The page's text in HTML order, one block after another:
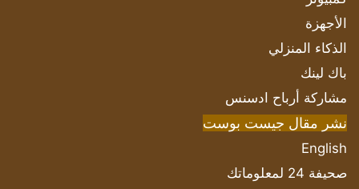
الأجهزة
الذكاء المنزلي
باك لينك
مشاركة أرباح ادسنس
نشر مقال جيست بوست
English
صحيفة 24 لمعلوماتك